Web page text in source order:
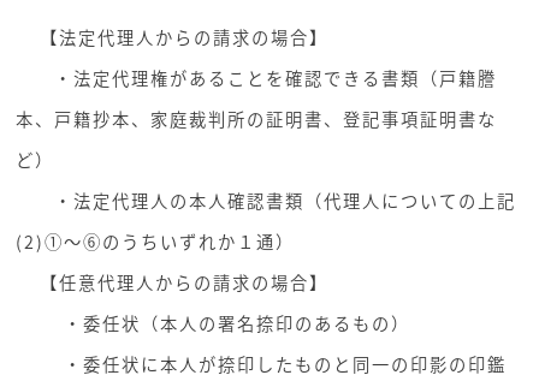
【法定代理人からの請求の場合】
・法定代理権があることを確認できる書類（戸籍謄
本、戸籍抄本、家庭裁判所の証明書、登記事項証明書な
ど）
・法定代理人の本人確認書類（代理人についての上記
(2)①～⑥のうちいずれか１通）
【任意代理人からの請求の場合】
・委任状（本人の署名捺印のあるもの）
・委任状に本人が捺印したものと同一の印影の印鑑